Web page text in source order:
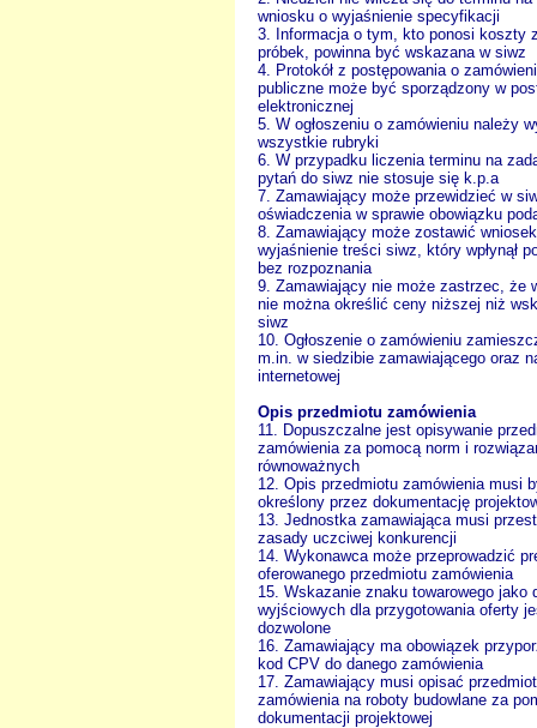
wniosku o wyjaśnienie specyfikacji
3. Informacja o tym, kto ponosi koszty
próbek, powinna być wskazana w siwz
4. Protokół z postępowania o
publiczne może być sporządzony w
elektronicznej
5. W ogłoszeniu o zamówieniu należy
wszystkie rubryki
6. W przypadku liczenia terminu na
pytań do siwz nie stosuje się k.p.a
7. Zamawiający może przewidzieć w
oświadczenia w sprawie obowiązku
8. Zamawiający może zostawić
wyjaśnienie treści siwz, który wpłynął
bez rozpoznania
9. Zamawiający nie może zastrzec, że
nie można określić ceny niższej niż
siwz
10. Ogłoszenie o zamówieniu
m.in. w siedzibie zamawiającego oraz
internetowej
Opis przedmiotu zamówienia
11. Dopuszczalne jest opisywanie
zamówienia za pomocą norm i
równoważnych
12. Opis przedmiotu zamówienia musi
określony przez dokumentację
13. Jednostka zamawiająca musi
zasady uczciwej konkurencji
14. Wykonawca może przeprowadzić
oferowanego przedmiotu zamówienia
15. Wskazanie znaku towarowego jako
wyjściowych dla przygotowania oferty
dozwolone
16. Zamawiający ma obowiązek
kod CPV do danego zamówienia
17. Zamawiający musi opisać przedmiot
zamówienia na roboty budowlane za
dokumentacji projektowej